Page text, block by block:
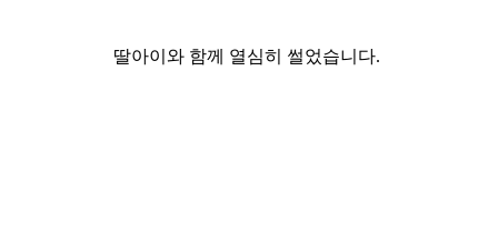
딸아이와 함께 열심히 썰었습니다.